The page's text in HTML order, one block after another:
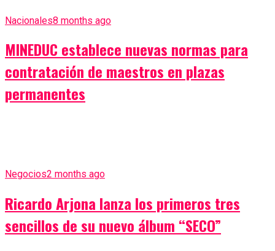
Nacionales8 months ago
MINEDUC establece nuevas normas para
contratación de maestros en plazas
permanentes
Negocios2 months ago
Ricardo Arjona lanza los primeros tres
sencillos de su nuevo álbum “SECO”